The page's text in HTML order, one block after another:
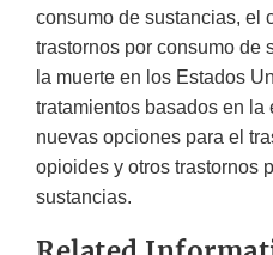
consumo de sustancias, el
trastornos por consumo de
la muerte en los Estados
tratamientos basados en
nuevas opciones para el
opioides y otros trastornos
sustancias.